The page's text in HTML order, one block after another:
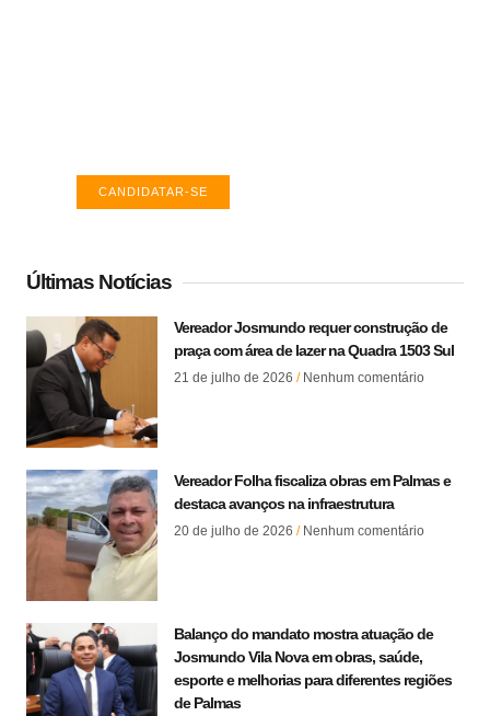
CANDIDATAR-SE
Últimas Notícias
Vereador Josmundo requer construção de
praça com área de lazer na Quadra 1503 Sul
21 de julho de 2026 Nenhum comentário
Vereador Folha fiscaliza obras em Palmas e
destaca avanços na infraestrutura
20 de julho de 2026 Nenhum comentário
Balanço do mandato mostra atuação de
Josmundo Vila Nova em obras, saúde,
esporte e melhorias para diferentes regiões
de Palmas